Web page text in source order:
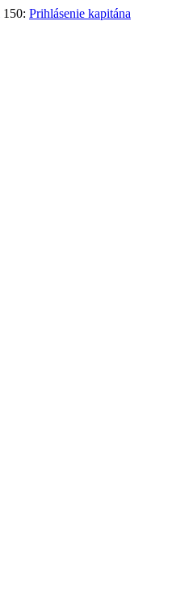
150: Prihlásenie kapitána